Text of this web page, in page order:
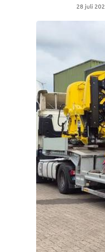
28 juli